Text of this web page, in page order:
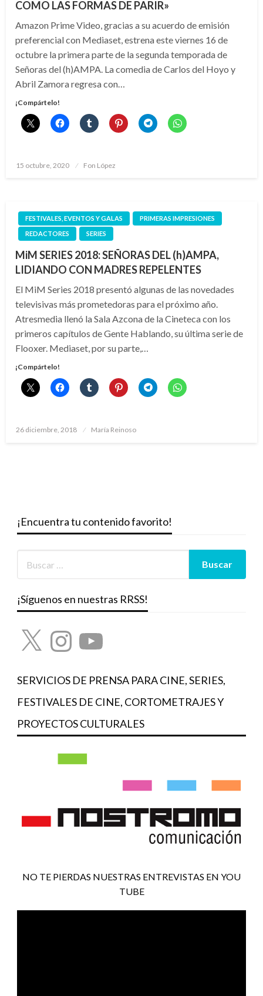
COMO LAS FORMAS DE PARIR»
Amazon Prime Video, gracias a su acuerdo de emisión
preferencial con Mediaset, estrena este viernes 16 de
octubre la primera parte de la segunda temporada de
Señoras del (h)AMPA. La comedia de Carlos del Hoyo y
Abril Zamora regresa con…
¡Compártelo!
Publicado
15 octubre, 2020 Fon López
FESTIVALES, EVENTOS Y GALAS
PRIMERAS IMPRESIONES
REDACTORES
SERIES
MiM SERIES 2018: SEÑORAS DEL (h)AMPA,
LIDIANDO CON MADRES REPELENTES
El MiM Series 2018 presentó algunas de las novedades
televisivas más prometedoras para el próximo año.
Atresmedia llenó la Sala Azcona de la Cineteca con los
primeros capítulos de Gente Hablando, su última serie de
Flooxer. Mediaset, por su parte,…
¡Compártelo!
Publicado
26 diciembre, 2018 María Reinoso
¡Encuentra tu contenido favorito!
¡Síguenos en nuestras RRSS!
X InstagramYouTube
SERVICIOS DE PRENSA PARA CINE, SERIES,
FESTIVALES DE CINE, CORTOMETRAJES Y
PROYECTOS CULTURALES
NO TE PIERDAS NUESTRAS ENTREVISTAS EN YOU
TUBE